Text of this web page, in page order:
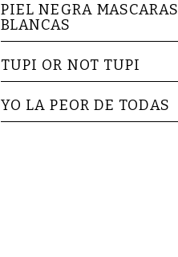
PIEL NEGRA MASCARAS
BLANCAS
TUPI OR NOT TUPI
YO LA PEOR DE TODAS